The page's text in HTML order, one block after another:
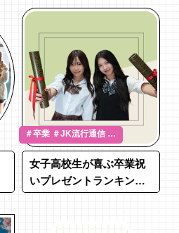
＃卒業 ＃JK流行通信 ＃
プレゼント
女子高校生が喜ぶ卒業祝
いプレゼントランキング